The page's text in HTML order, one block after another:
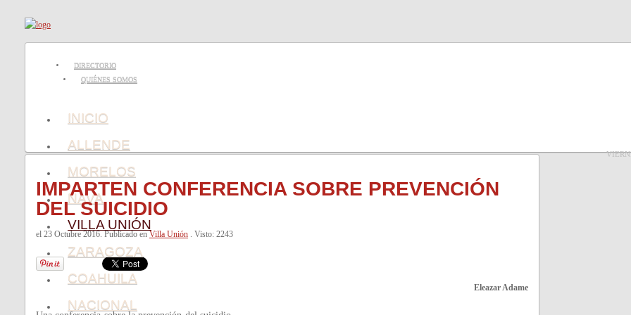
DIRECTORIO
QUIÉNES SOMOS
INICIO
ALLENDE
MORELOS
NAVA
VILLA UNIÓN
ZARAGOZA
COAHUILA
NACIONAL
IMPARTEN CONFERENCIA SOBRE PREVENCIÓN
DEL SUICIDIO
el 23 Octubre 2016. Publicado en Villa Unión . Visto: 2243
Eleazar Adame